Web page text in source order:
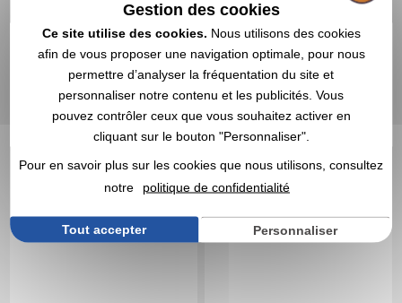
Marquage non compris
En stock : 147 743 articles
DEVIS EXPRESS
0,42 €
Marquage non compris
En stock : 147 703 articles
DEVIS EXPRESS
Anti-stress cœur
personnalisable à lèvres
végétalien
Gestion des cookies
Ce site utilise des cookies. Nous utilisons des cookies
afin de vous proposer une navigation optimale, pour nous
permettre d’analyser la fréquentation du site et
personnaliser notre contenu et les publicités. Vous
pouvez contrôler ceux que vous souhaitez activer en
cliquant sur le bouton "Personnaliser".
Pour en savoir plus sur les cookies que nous utilisons, consultez
notre
politique de confidentialité
Tout accepter Personnaliser